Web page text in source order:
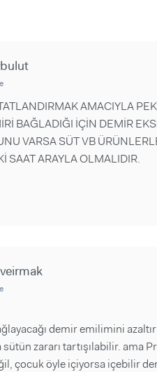
Makaleler
Videolar
AMACIYLA
BAĞLADIĞI İÇİN DEMİR
VARSA SÜT VB
SAAT ARAYLA OLMALIDIR.
demir emilimini
sütün zararı tartışılabilir. ama
çocuk öyle içiyorsa içebilir